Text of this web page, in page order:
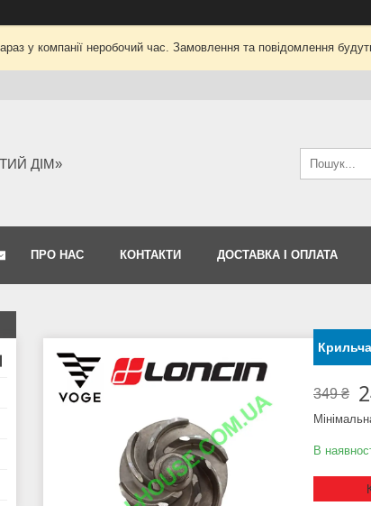
у компанії неробочий час. Замовлення та повідомлення
ДІМ»
ПРО НАС КОНТАКТИ ДОСТАВКА І ОПЛАТА
349 ₴
В